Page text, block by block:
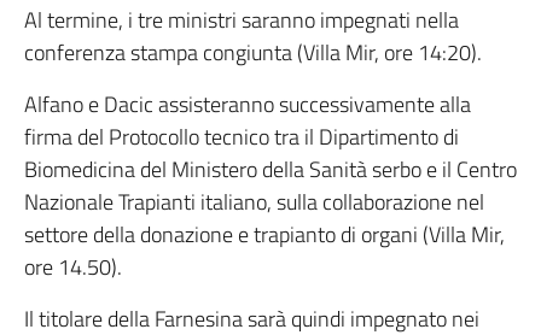
Al termine, i tre ministri saranno impegnati nella
conferenza stampa congiunta (Villa Mir, ore 14:20).
Alfano e Dacic assisteranno successivamente alla
firma del Protocollo tecnico tra il Dipartimento di
Biomedicina del Ministero della Sanità serbo e il Centro
Nazionale Trapianti italiano, sulla collaborazione nel
settore della donazione e trapianto di organi (Villa Mir,
ore 14.50).
Il titolare della Farnesina sarà quindi impegnato nei